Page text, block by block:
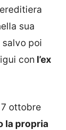
sua
salvo poi
con l’ex
ottobre
la propria